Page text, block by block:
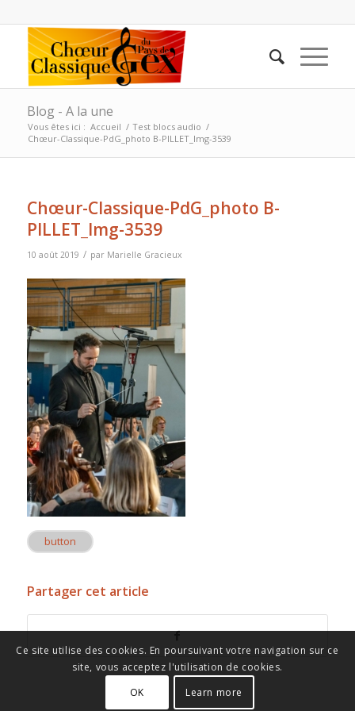
Blog - A la une
Vous êtes ici : Accueil / Test blocs audio /
Chœur-Classique-PdG_photo B-PILLET_Img-3539
Chœur-Classique-PdG_photo B-
PILLET_Img-3539
10 août 2019 / par Marielle Gracieux
button
Partager cet article
Ce site utilise des cookies. En poursuivant votre navigation sur ce
site, vous acceptez l'utilisation de cookies.
OK
Learn more